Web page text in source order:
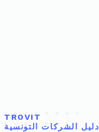
TROVIT
دليل الشركات التونسية